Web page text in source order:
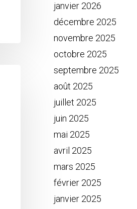
janvier 2026
décembre 2025
novembre 2025
octobre 2025
septembre 2025
août 2025
juillet 2025
juin 2025
mai 2025
avril 2025
mars 2025
février 2025
janvier 2025